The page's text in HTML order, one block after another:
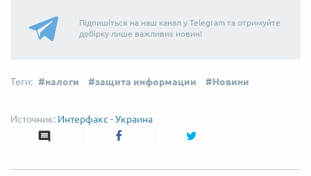
Підпишіться на наш канал у Telegram та отримуйте
добірку лише важливих новин!
налоги защита информации Новини
Интерфакс - Украина